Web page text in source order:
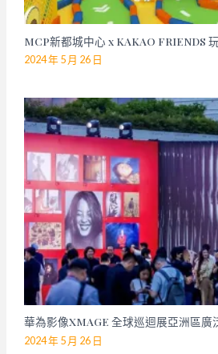
MCP新都城中心 x KAKAO FRIENDS
2024 年 5 月 26 日
華為影像XMAGE 全球巡迴展亞洲區廣
2024 年 5 月 26 日